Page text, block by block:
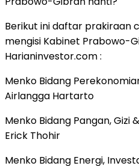
Berikut ini daftar prakiraan
mengisi Kabinet Prabowo-
Harianinvestor.com :
Menko Bidang
Airlangga Hartarto
Menko Bidang Pangan, Gizi
Erick Thohir
Menko Bidang Energi,